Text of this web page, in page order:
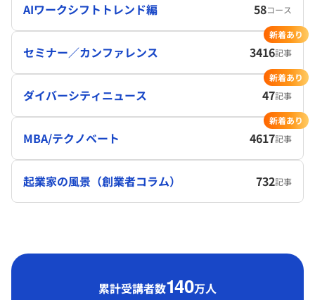
AIワークシフトトレンド編 58コース
セミナー／カンファレンス 3416記事
新着あり
ダイバーシティニュース 47記事
新着あり
MBA/テクノベート 4617記事
新着あり
起業家の風景（創業者コラム） 732記事
累計受講者数140万人